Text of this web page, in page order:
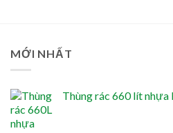
MỚI NHẤT
Thùng rác 660 lít nhựa